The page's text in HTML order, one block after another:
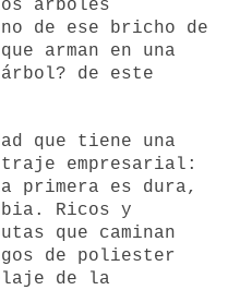
árboles
de ese bricho de
arman en una
de este
que tiene una
empresarial:
primera es dura,
Ricos y
que caminan
de poliester
de la